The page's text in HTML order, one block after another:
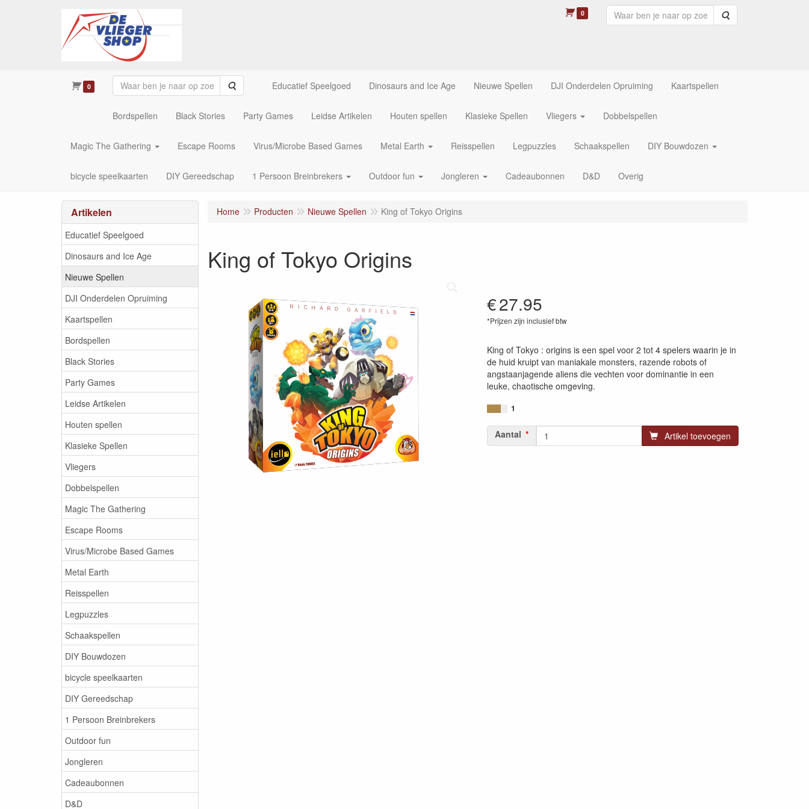
0 Zoeken
0 Zoeken Educatief Speelgoed Dinosaurs and Ice Age Nieuwe Spellen DJI Onderdelen Opruiming Kaartspellen
Bordspellen Black Stories Party Games Leidse Artikelen Houten spellen Klasieke Spellen Vliegers Dobbelspellen
Magic The Gathering Escape Rooms Virus/Microbe Based Games Metal Earth Reisspellen Legpuzzles Schaakspellen DIY Bouwdozen
bicycle speelkaarten DIY Gereedschap 1 Persoon Breinbrekers Outdoor fun Jongleren Cadeaubonnen D&D Overig
Artikelen
Educatief Speelgoed
Dinosaurs and Ice Age
Nieuwe Spellen
DJI Onderdelen Opruiming
Kaartspellen
Bordspellen
Black Stories
Party Games
Leidse Artikelen
Houten spellen
Klasieke Spellen
Vliegers
Dobbelspellen
Magic The Gathering
Escape Rooms
Virus/Microbe Based Games
Metal Earth
Reisspellen
Legpuzzles
Schaakspellen
DIY Bouwdozen
bicycle speelkaarten
DIY Gereedschap
1 Persoon Breinbrekers
Outdoor fun
Jongleren
Cadeaubonnen
D&D
Home Producten Nieuwe Spellen King of Tokyo Origins
King of Tokyo Origins
€27.95
*Prijzen zijn inclusief btw
King of Tokyo : origins is een spel voor 2 tot 4 spelers waarin je in
de huid kruipt van maniakale monsters, razende robots of
angstaanjagende aliens die vechten voor dominantie in een
leuke, chaotische omgeving.
1
Aantal Artikel toevoegen